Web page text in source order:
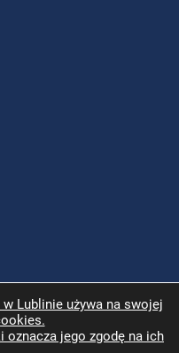
Lublinie używa na swojej
oznacza jego zgodę na ich